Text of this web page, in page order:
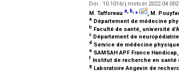
Doi : 10.1016/j.motcer.2022.04.002
M. Tafforeau a, b,⁎ , M.
a Département de médecine
b Faculté de santé, université
c Département de
d Service de médecine
e SAMSAH APF France
f Institut de recherche en santé
g Laboratoire Angevin de